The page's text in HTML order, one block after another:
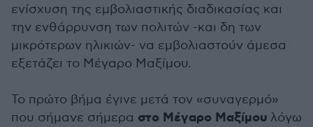
ενίσχυση της εμβολιαστικής διαδικασίας και
την ενθάρρυνση των πολιτών -και δη των
μικρότερων ηλικιών- να εμβολιαστούν άμεσα
εξετάζει το Μέγαρο Μαξίμου.
Το πρώτο βήμα έγινε μετά τον «συναγερμό»
που σήμανε σήμερα στο Μέγαρο Μαξίμου λόγω